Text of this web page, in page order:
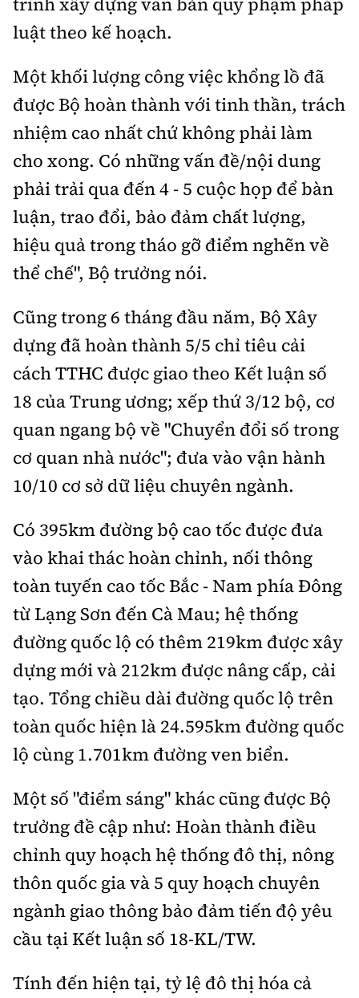
luật theo kế hoạch.
Một khối lượng công việc khổng lồ đã
được Bộ hoàn thành với tinh thần, trách
nhiệm cao nhất chứ không phải làm
cho xong. Có những vấn đề/nội dung
phải trải qua đến 4 - 5 cuộc họp để bàn
luận, trao đổi, bảo đảm chất lượng,
hiệu quả trong tháo gỡ điểm nghẽn về
thể chế", Bộ trưởng nói.
Cũng trong 6 tháng đầu năm, Bộ Xây
dựng đã hoàn thành 5/5 chỉ tiêu cải
cách TTHC được giao theo Kết luận số
18 của Trung ương; xếp thứ 3/12 bộ, cơ
quan ngang bộ về "Chuyển đổi số trong
cơ quan nhà nước"; đưa vào vận hành
10/10 cơ sở dữ liệu chuyên ngành.
Có 395km đường bộ cao tốc được đưa
vào khai thác hoàn chỉnh, nối thông
toàn tuyến cao tốc Bắc - Nam phía Đông
từ Lạng Sơn đến Cà Mau; hệ thống
đường quốc lộ có thêm 219km được xây
dựng mới và 212km được nâng cấp, cải
tạo. Tổng chiều dài đường quốc lộ trên
toàn quốc hiện là 24.595km đường quốc
lộ cùng 1.701km đường ven biển.
Một số "điểm sáng" khác cũng được Bộ
trưởng đề cập như: Hoàn thành điều
chỉnh quy hoạch hệ thống đô thị, nông
thôn quốc gia và 5 quy hoạch chuyên
ngành giao thông bảo đảm tiến độ yêu
cầu tại Kết luận số 18-KL/TW.
Tính đến hiện tại, tỷ lệ đô thị hóa cả